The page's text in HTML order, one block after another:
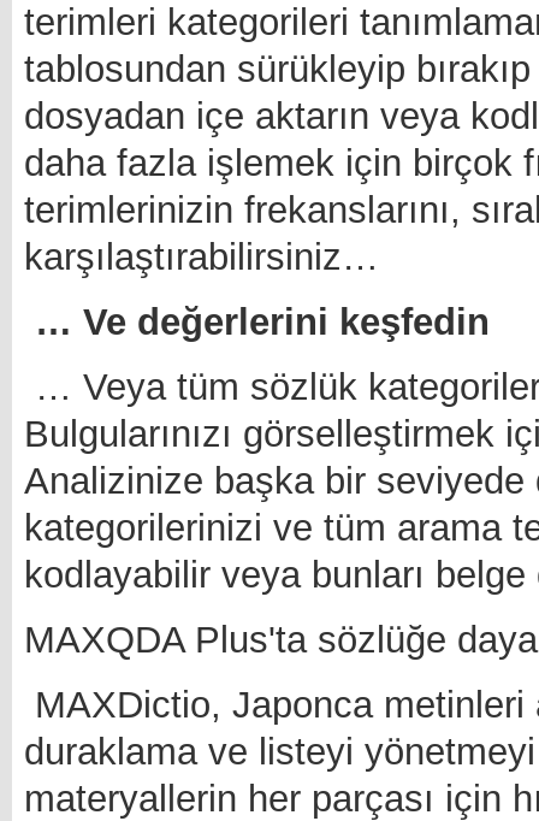
terimleri kategorileri
tablosundan sürükleyip bırakıp
dosyadan içe aktarın veya
daha fazla işlemek için birçok
terimlerinizin frekanslarını,
karşılaştırabilirsiniz…
… Ve değerlerini keşfedin
… Veya tüm sözlük
Bulgularınızı görselleştirmek
Analizinize başka bir seviyede
kategorilerinizi ve tüm arama
kodlayabilir veya bunları
MAXQDA Plus'ta sözlüğe
MAXDictio, Japonca
duraklama ve listeyi
materyallerin her parçası için